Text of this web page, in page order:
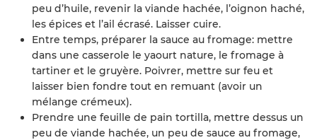
peu d’huile, revenir la viande hachée, l’oignon haché,
les épices et l’ail écrasé. Laisser cuire.
Entre temps, préparer la sauce au fromage: mettre
dans une casserole le yaourt nature, le fromage à
tartiner et le gruyère. Poivrer, mettre sur feu et
laisser bien fondre tout en remuant (avoir un
mélange crémeux).
Prendre une feuille de pain tortilla, mettre dessus un
peu de viande hachée, un peu de sauce au fromage,